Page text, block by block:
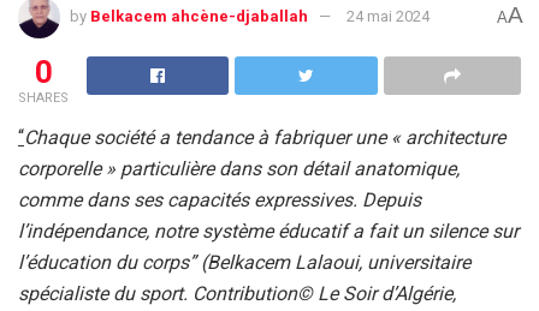
by Belkacem ahcène-djaballah 24 mai 2024 AA
0
SHARES
“Chaque société a tendance à fabriquer une « architecture
corporelle » particulière dans son détail anatomique,
comme dans ses capacités expressives. Depuis
l’indépendance, notre système éducatif a fait un silence sur
l’éducation du corps” (Belkacem Lalaoui, universitaire
spécialiste du sport. Contribution© Le Soir d’Algérie,